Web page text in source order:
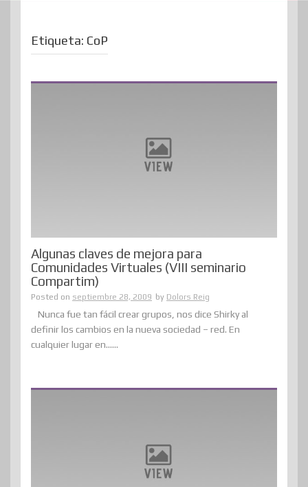
Etiqueta: CoP
Algunas claves de mejora para
Comunidades Virtuales (VIII seminario
Compartim)
Posted on septiembre 28, 2009 by Dolors Reig
Nunca fue tan fácil crear grupos, nos dice Shirky al
definir los cambios en la nueva sociedad – red. En
cualquier lugar en......